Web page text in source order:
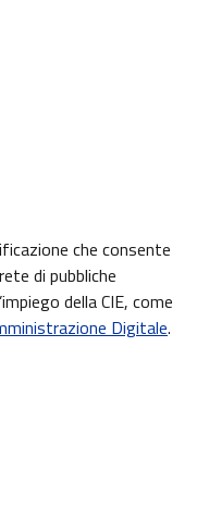
che consente
di pubbliche
della CIE, come
Digitale.